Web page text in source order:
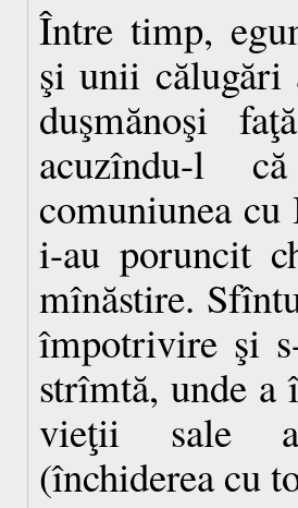
Între timp,
şi unii călugări
duşmănoşi
acuzîndu-l
comuniunea
i-au poruncit
mînăstire.
împotrivire şi
strîmtă, unde a
vieţii sale
(închiderea cu